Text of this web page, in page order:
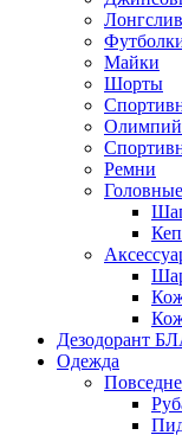
Майки
Шорты
Ремни
Дезодорант
Одежда